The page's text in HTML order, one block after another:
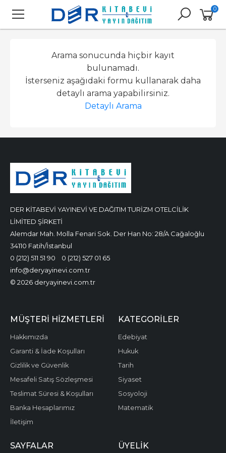
0
Arama sonucunda hiçbir kayıt
bulunamadı.
İsterseniz aşağıdaki formu kullanarak daha
detaylı arama yapabilirsiniz.
Detaylı Arama
DER KİTABEVİ YAYINEVİ VE DAĞITIM TURİZM OTELCİLİK
LİMİTED ŞİRKETİ
Alemdar Mah. Molla Fenari Sok. Der Han No: 28/A Cağaloğlu
34110 Fatih/İstanbul
0 (212) 511 51 90
0 (212) 527 01 65
info@deryayinevi.com.tr
© 2026 deryayinevi.com.tr
MÜŞTERI HIZMETLERI
Hakkımızda
Garanti & İade Koşulları
Gizlilik ve Güvenlik
Mesafeli Satış Sözleşmesi
Teslimat Süresi & Koşulları
Banka Hesaplarımız
İletişim
KATEGORILER
Edebiyat
Hukuk
Tarih
Siyaset
Sosyoloji
Matematik
SAYFALAR ÜYELIK